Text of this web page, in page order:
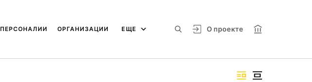
О проекте
ПЕРСОНАЛИИ ОРГАНИЗАЦИИ ЕЩЕ